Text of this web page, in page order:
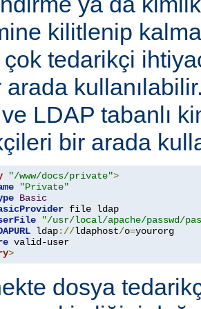
kilitlenip
tedarikçi
LDAP tabanlı
bir arada
"/www/docs/private">
"Private"
Basic
file ldap
"/usr/local/apache/passwd/
ldap://ldaphost/o=yourorg
>
dosya